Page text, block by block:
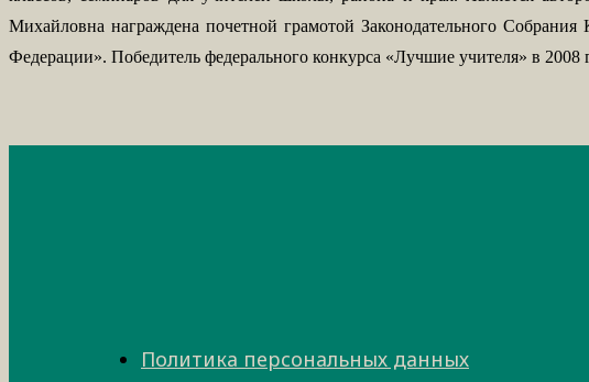
Михайловна награждена почетной грамотой Законодательного
Федерации». Победитель федерального конкурса «Лучшие учителя» в 2008
Политика персональных данных